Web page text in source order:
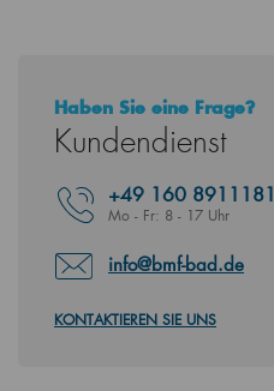
Haben Sie eine Frage?
Kundendienst
+49 160 8911181
Mo - Fr: 8 - 17 Uhr
info@bmf-bad.de
KONTAKTIEREN SIE UNS